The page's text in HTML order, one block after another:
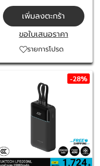
เพิ่มลงตะกร้า
ขอใบเสนอราคา
รายการโปรด
-28%